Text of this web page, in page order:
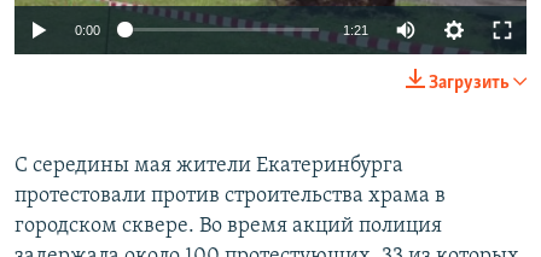
0:00 1:21
Загрузить
С середины мая жители Екатеринбурга
протестовали против строительства храма в
городском сквере. Во время акций полиция